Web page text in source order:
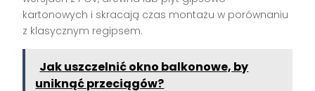
kartonowych i skracają czas montażu w porównaniu
z klasycznym regipsem.
Jak uszczelnić okno balkonowe, by
uniknąć przeciągów?